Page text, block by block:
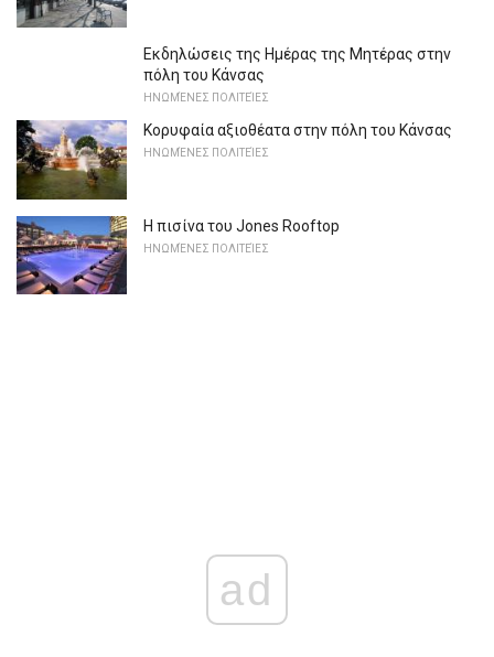
Εκδηλώσεις της Ημέρας της Μητέρας στην
πόλη του Κάνσας
ΗΝΩΜΈΝΕΣ ΠΟΛΙΤΕΊΕΣ
Κορυφαία αξιοθέατα στην πόλη του Κάνσας
ΗΝΩΜΈΝΕΣ ΠΟΛΙΤΕΊΕΣ
Η πισίνα του Jones Rooftop
ΗΝΩΜΈΝΕΣ ΠΟΛΙΤΕΊΕΣ
ad